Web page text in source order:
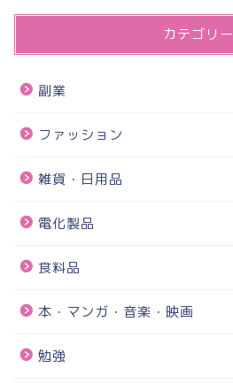
カテゴリー
副業
ファッション
雑貨・日用品
電化製品
食料品
本・マンガ・音楽・映画
勉強